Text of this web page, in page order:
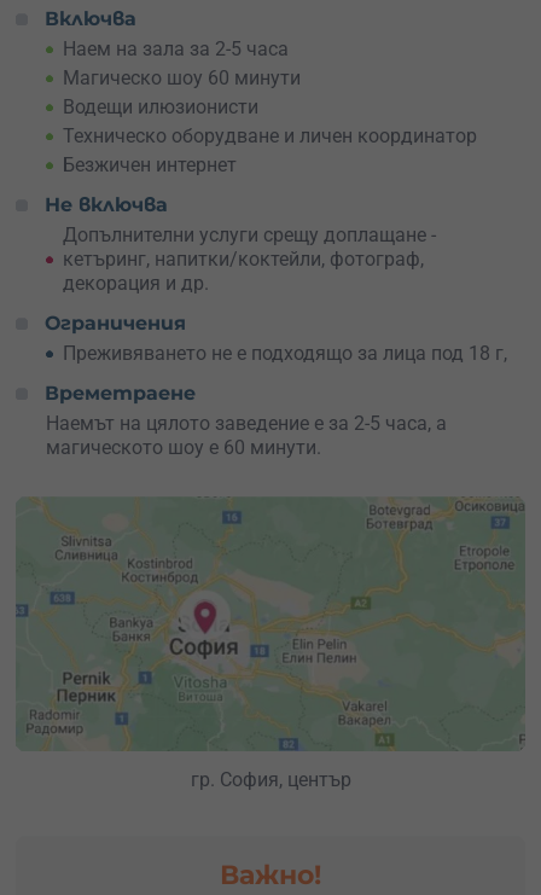
техническо оборудване – екран, мултимедия,
озвучение, микрофони, сценично осветление
безжичен интернет
възможност за декорация на залата според твоите
нужди
техническо лице за съдействие по време на
мероприятието
личен координатор при подготовката на
специалното събитие
място за рекламни материали при предварителна
заявка
коктейл бар с разнообразие от напитки и барман на
почистване преди и след събитиетo
Срещу допълнително заплащане и предварителна
уговорка, организаторите могат да предложат
възможност за заснемане на събитието, фотограф,
online streaming / излъчване на събитието в реално
кетъринг.
Организирай вълшебно парти за теб и твоите гости –
колеги, приятели или близки!
Включва
Наем на зала за 2-5 часа
Магическо шоу 60 минути
Водещи илюзионисти
Техническо оборудване и личен координатор
Безжичен интернет
Не включва
Допълнителни услуги срещу доплащане -
кетъринг, напитки/коктейли, фотограф,
декорация и др.
Ограничения
Преживяването не е подходящо за лица под 18 г,
Времетраене
Наемът на цялото заведение е за 2-5 часа, а
магическото шоу е 60 минути.
гр. София, център
Важно!